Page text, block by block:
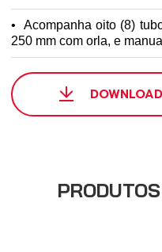
Acompanha oito (8)
250 mm com orla, e